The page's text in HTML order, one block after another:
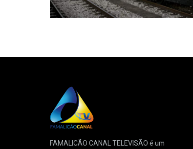
FAMALICÃO CANAL TELEVISÃO é um